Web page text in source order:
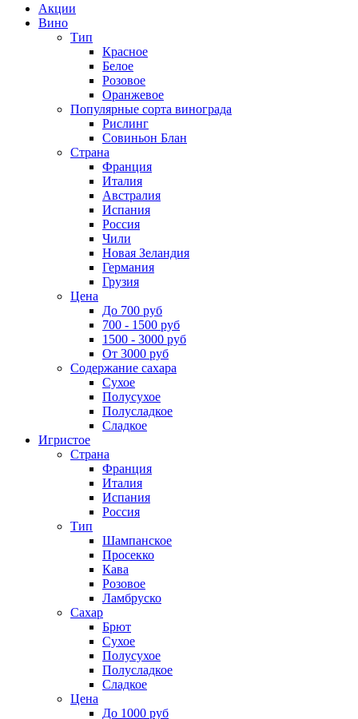
Акции
Вино
Тип
Красное
Белое
Розовое
Оранжевое
Популярные сорта винограда
Рислинг
Совиньон Блан
Страна
Франция
Италия
Австралия
Испания
Россия
Чили
Новая Зеландия
Германия
Грузия
Цена
До 700 руб
700 - 1500 руб
1500 - 3000 руб
От 3000 руб
Содержание сахара
Сухое
Полусухое
Полусладкое
Сладкое
Игристое
Страна
Франция
Италия
Испания
Россия
Тип
Шампанское
Просекко
Кава
Розовое
Ламбруско
Сахар
Брют
Сухое
Полусухое
Полусладкое
Сладкое
Цена
До 1000 руб